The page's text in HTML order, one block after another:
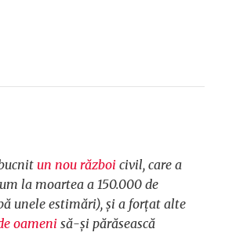
un nou război civil, care a
la moartea a 150.000 de
unele estimări), și a forțat alte
oameni să-și părăsească